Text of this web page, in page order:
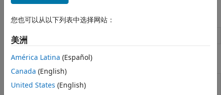
安装和设置
与 BeagleBone Black 硬件的连接
LED
对象
beaglebone
函数
clear Terminate connection to
hardware
您也可以从以下列表中选择网站：
美洲
América Latina (Español)
Canada (English)
United States (English)